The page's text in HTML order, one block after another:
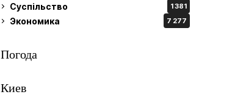
Суспільство 1 381
Экономика 7 277
Погода
Киев